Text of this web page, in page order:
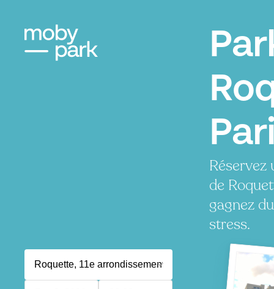
de
gagnez
stress.